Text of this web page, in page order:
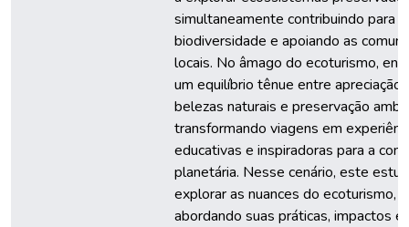
simultaneamente contribuindo para a
biodiversidade e apoiando as
locais. No âmago do ecoturismo,
um equilíbrio tênue entre apreciação
belezas naturais e preservação
transformando viagens em
educativas e inspiradoras para a
planetária. Nesse cenário, este
explorar as nuances do ecoturismo,
abordando suas práticas, impactos